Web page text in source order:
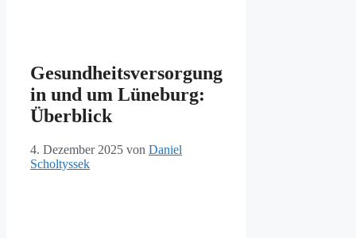
Gesundheitsversorgung
in und um Lüneburg:
Überblick
4. Dezember 2025 von Daniel
Scholtyssek